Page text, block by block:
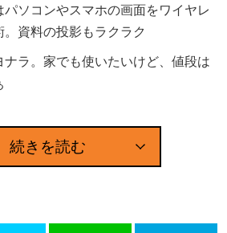
パソコンやスマホの画面をワイヤレ
。資料の投影もラクラク
ナラ。家でも使いたいけど、値段は
続きを読む